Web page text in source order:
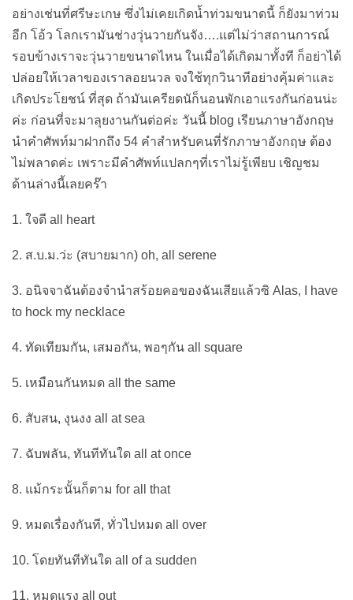
อย่างเช่นที่ศรีษะเกษ ซึ่งไม่เคยเกิดน้ำท่วมขนาดนี้ ก็ยังมาท่วม
อีก โอ้ว โลกเรามันช่างวุ่นวายกันจัง….แต่ไม่ว่าสถานการณ์
รอบข้างเราจะวุ่นวายขนาดไหน ในเมื่อได้เกิดมาทั้งที ก็อย่าได้
ปล่อยให้เวลาของเราลอยนวล จงใช้ทุกวินาทีอย่างคุ้มค่าและ
เกิดประโยชน์ ที่สุด ถ้ามันเครียดนัก็นอนพักเอาแรงกันก่อนน่ะ
ค่ะ ก่อนที่จะมาลุยงานกันต่อค่ะ วันนี้ blog เรียนภาษาอังกฤษ
นำคำศัพท์มาฝากถึง 54 คำสำหรับคนที่รักภาษาอังกฤษ ต้อง
ไม่พลาดค่ะ เพราะมีคำศัพท์แปลกๆที่เราไม่รู้เพียบ เชิญชม
ด้านล่างนี้เลยคร๊า
1. ใจดี all heart
2. ส.บ.ม.ว่ะ (สบายมาก) oh, all serene
3. อนิจจาฉันต้องจำนำสร้อยคอของฉันเสียแล้วซิ Alas, I have
to hock my necklace
4. ทัดเทียมกัน, เสมอกัน, พอๆกัน all square
5. เหมือนกันหมด all the same
6. สับสน, งุนงง all at sea
7. ฉับพลัน, ทันทีทันใด all at once
8. แม้กระนั้นก็ตาม for all that
9. หมดเรื่องกันที, ทั่วไปหมด all over
10. โดยทันทีทันใด all of a sudden
11. หมดแรง all out